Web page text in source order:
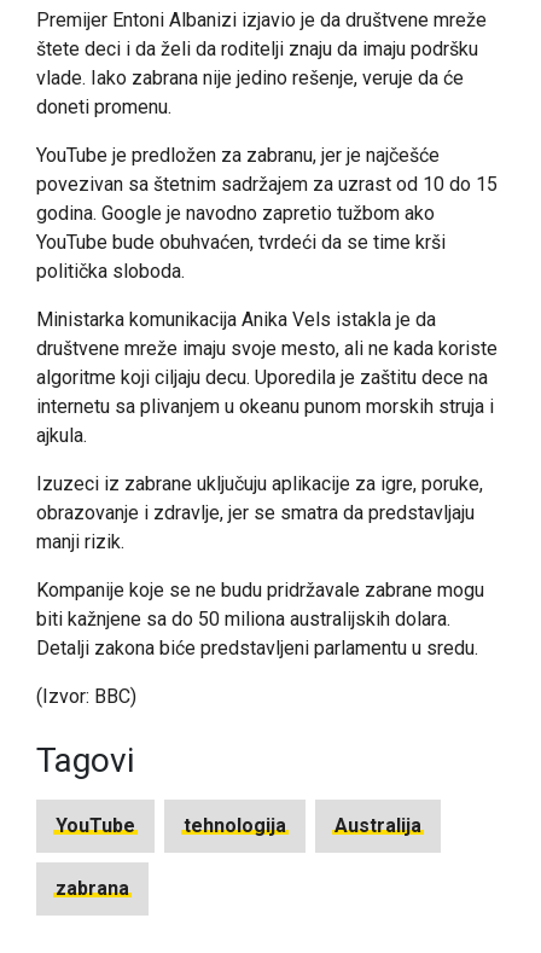
Premijer Entoni Albanizi izjavio je da društvene mreže
štete deci i da želi da roditelji znaju da imaju podršku
vlade. Iako zabrana nije jedino rešenje, veruje da će
doneti promenu.
YouTube je predložen za zabranu, jer je najčešće
povezivan sa štetnim sadržajem za uzrast od 10 do 15
godina. Google je navodno zapretio tužbom ako
YouTube bude obuhvaćen, tvrdeći da se time krši
politička sloboda.
Ministarka komunikacija Anika Vels istakla je da
društvene mreže imaju svoje mesto, ali ne kada koriste
algoritme koji ciljaju decu. Uporedila je zaštitu dece na
internetu sa plivanjem u okeanu punom morskih struja i
ajkula.
Izuzeci iz zabrane uključuju aplikacije za igre, poruke,
obrazovanje i zdravlje, jer se smatra da predstavljaju
manji rizik.
Kompanije koje se ne budu pridržavale zabrane mogu
biti kažnjene sa do 50 miliona australijskih dolara.
Detalji zakona biće predstavljeni parlamentu u sredu.
(Izvor: BBC)
Tagovi
YouTube tehnologija Australija
zabrana